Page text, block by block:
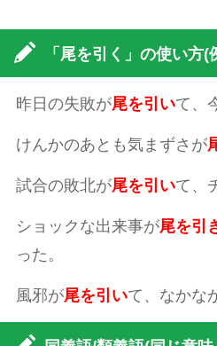
「尾を引く」の使い方(
昨日の失敗が尾を引いて、
けんかのあとも気まずさが
試合の敗北が尾を引いて、
ショックな出来事が尾を引
った。
風邪が尾を引いて、なかな